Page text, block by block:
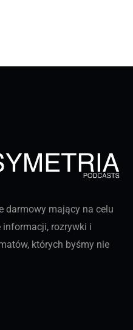
darmowy mający na celu
informacji, rozrywki i
których byśmy nie